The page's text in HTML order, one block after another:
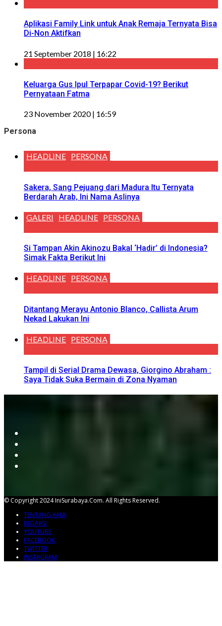
Aplikasi Family Link untuk Anak Remaja Ternyata Bisa
Di-Non Aktifkan
21 September 2018 | 16:22
Keluarga Gus Ipul Terpapar Covid-19? Berikut
Pernyataan Fatma
23 November 2020 | 16:59
Persona
HEADLINE PERSONA
Sakera, Sang Pejuang dari Madura Itu Ternyata
Berdarah Arab, Ini Nama Aslinya
GALERI HEADLINE PERSONA
Si Tampan Akin Akinozu Bakal ‘Hadir’ di Indonesia?
Simak Fakta Berikut Ini
HEADLINE PERSONA
Ditantang Merayu Antonio Blanco, Callista Arum
Nekad Lakukan Ini
HEADLINE PERSONA
Tampil di Serial Drama Dewasa, Giorgino Abraham :
Saya Tidak Suka Bermain di Zona Nyaman
© Copyright 2024 IniSurabaya.com. All Rights Reserved.
TENTANG KAMI
REDAKSI
YOUTUBE
FACEBOOK
TWITTER
INSTAGRAM